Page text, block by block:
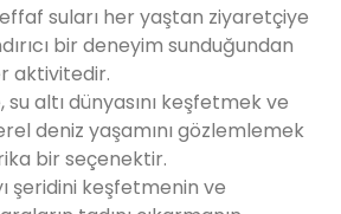
suları her yaştan ziyaretçiye
bir deneyim sunduğundan
aktivitedir.
altı dünyasını keşfetmek ve
deniz yaşamını gözlemlemek
bir seçenektir.
şeridini keşfetmenin ve